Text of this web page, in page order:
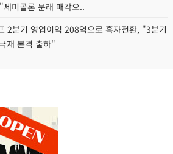
미콜론 문래 매각으..
2분기 영업이익 208억으로 흑자전환, "3분기
재 본격 출하"